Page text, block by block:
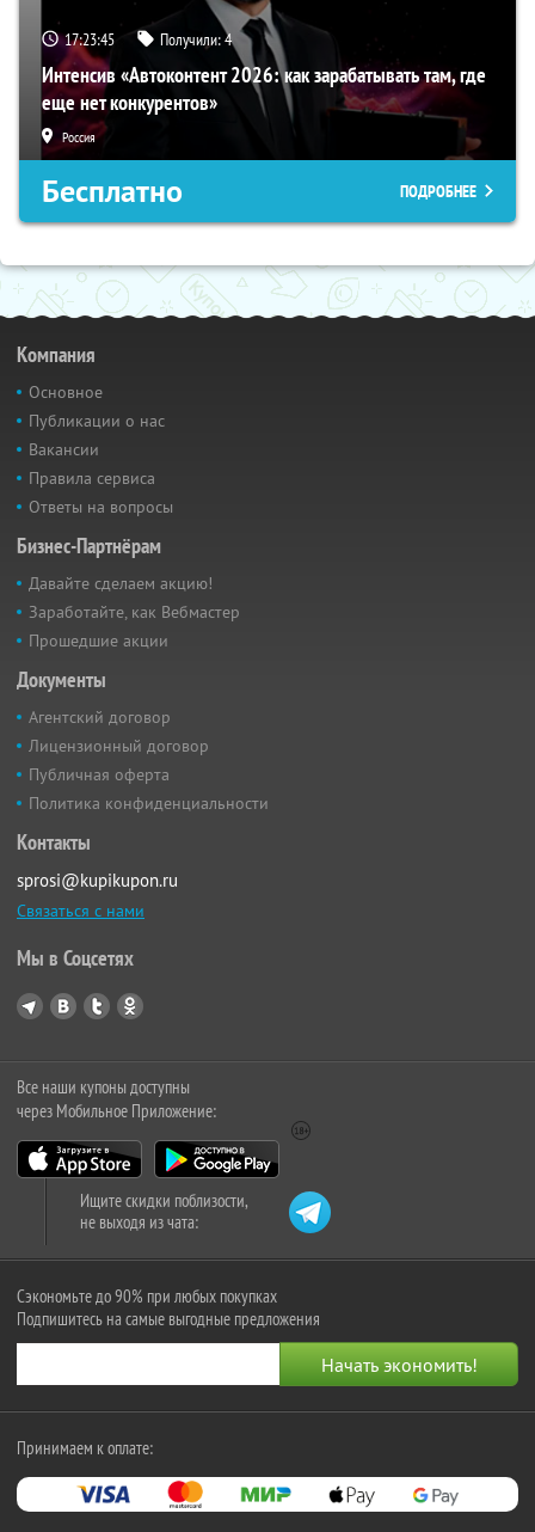
17:23:45 Получили:4
Интенсив «Автоконтент 2026: как зарабатывать там, где
еще нет конкурентов»
Россия
Бесплатно ПОДРОБНЕЕ
Компания
Основное
Публикации о нас
Вакансии
Правила сервиса
Ответы на вопросы
Бизнес-Партнёрам
Давайте сделаем акцию!
Заработайте, как Вебмастер
Прошедшие акции
Документы
Агентский договор
Лицензионный договор
Публичная оферта
Политика конфиденциальности
Контакты
sprosi@kupikupon.ru
Связаться с нами
Мы в Соцсетях
Все наши купоны доступны
через Мобильное Приложение:
Ищите скидки поблизости,
не выходя из чата:
Сэкономьте до 90% при любых покупках
Подпишитесь на самые выгодные предложения
Принимаем к оплате: